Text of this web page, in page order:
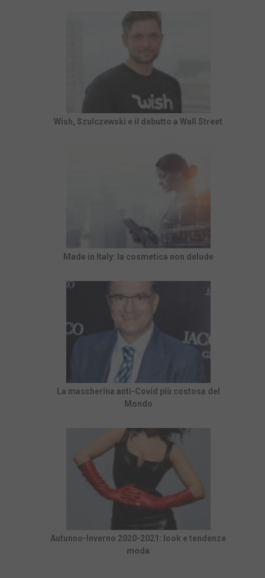
Wish, Szulczewski e il debutto a Wall Street
Made in Italy: la cosmetica non delude
La mascherina anti-Covid più costosa del
Mondo
Autunno-Inverno 2020-2021: look e tendenze
moda